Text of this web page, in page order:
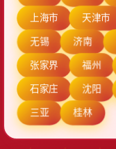
上海市 天津市
无锡 济南
张家界 福州
石家庄 沈阳
三亚 桂林